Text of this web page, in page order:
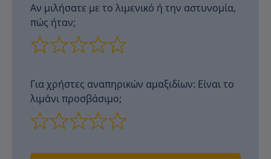
Αν μιλήσατε με το λιμενικό ή την αστυνομία,
πώς ήταν;
Για χρήστες αναπηρικών αμαξιδίων: Είναι το
λιμάνι προσβάσιμο;